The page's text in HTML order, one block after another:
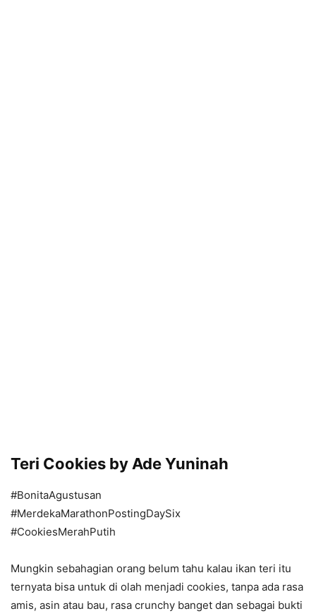
Teri Cookies by Ade Yuninah
#BonitaAgustusan
#MerdekaMarathonPostingDaySix
#CookiesMerahPutih
Mungkin sebahagian orang belum tahu kalau ikan teri itu
ternyata bisa untuk di olah menjadi cookies, tanpa ada rasa
amis, asin atau bau, rasa crunchy banget dan sebagai bukti